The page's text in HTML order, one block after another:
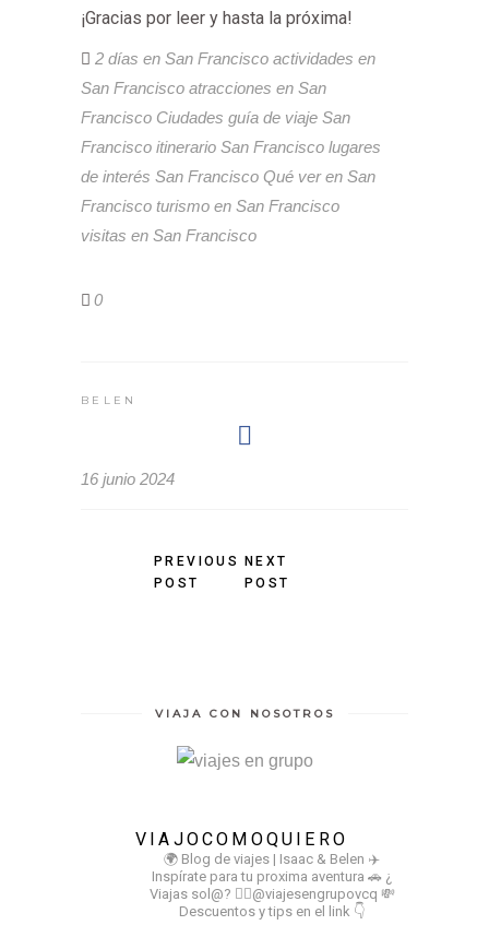
¡Gracias por leer y hasta la próxima!
2 días en San Francisco actividades en
San Francisco atracciones en San
Francisco Ciudades guía de viaje San
Francisco itinerario San Francisco lugares
de interés San Francisco Qué ver en San
Francisco turismo en San Francisco
visitas en San Francisco
0
BELEN
16 junio 2024
PREVIOUS
POST
NEXT
POST
VIAJA CON NOSOTROS
VIAJOCOMOQUIERO
🌍 Blog de viajes | Isaac & Belen ✈️
Inspírate para tu proxima aventura 🚗 ¿
Viajas sol@? 👉🏻@viajesengrupovcq 💸
Descuentos y tips en el link 👇